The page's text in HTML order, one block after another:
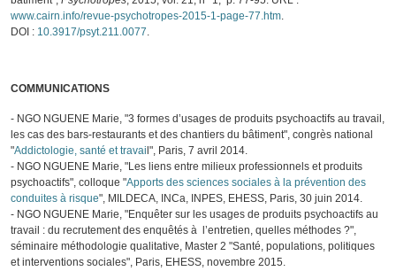
www.cairn.info/revue-psychotropes-2015-1-page-77.htm.
DOI : 10.3917/psyt.211.0077.
COMMUNICATIONS
- NGO NGUENE Marie, "3 formes d’usages de produits psychoactifs au travail,
les cas des bars-restaurants et des chantiers du bâtiment", congrès national
"Addictologie, santé et travai l", Paris, 7 avril 2014.
- NGO NGUENE Marie, "Les liens entre milieux professionnels et produits
psychoactifs", colloque "Apports des sciences sociales à la prévention des
conduites à risque", MILDECA, INCa, INPES, EHESS, Paris, 30 juin 2014.
- NGO NGUENE Marie, "Enquêter sur les usages de produits psychoactifs au
travail : du recrutement des enquêtés à l’entretien, quelles méthodes ?",
séminaire méthodologie qualitative, Master 2 "Santé, populations, politiques
et interventions sociales", Paris, EHESS, novembre 2015.